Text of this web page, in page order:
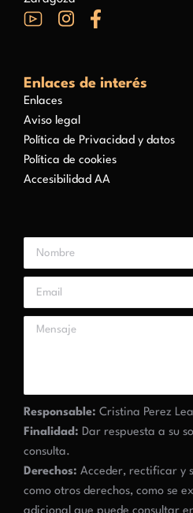
Enlaces de interés
Enlaces
Aviso legal
Política de Privacidad y datos
Política de cookies
Accesibilidad AA
Responsable: Cristina Perez
Finalidad: Dar respuesta a su
consulta.
Derechos: Acceder, rectificar y
como otros derechos, como se